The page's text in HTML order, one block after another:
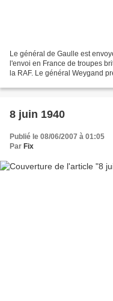
Le général de Gaulle est
l'envoi en France de troupes
la RAF. Le général Weygand
8 juin 1940
Publié le 08/06/2007 à 01:05
Par Fix